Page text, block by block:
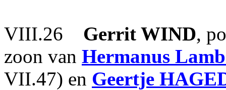
VIII.26 Gerrit WIND,
zoon van Hermanus
VII.47) en Geertje